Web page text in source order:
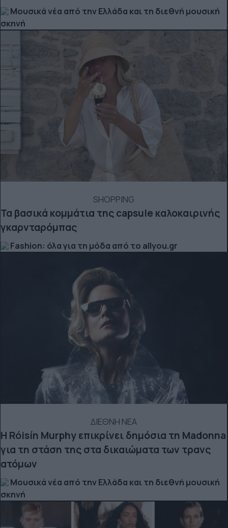
Μουσικά νέα από την Ελλάδα και τη διεθνή μουσική
σκηνή
SHOPPING
Τα βασικά κομμάτια της capsule καλοκαιρινής
γκαρνταρόμπας
Fashion: όλα για τη μόδα από το allyou.gr
ΔΙΕΘΝΗ ΝΕΑ
Η Róisín Murphy επικρίνει δημόσια τη Madonna
για τη στάση της στα δικαιώματα των τρανς
ατόμων
Μουσικά νέα από την Ελλάδα και τη διεθνή μουσική
σκηνή